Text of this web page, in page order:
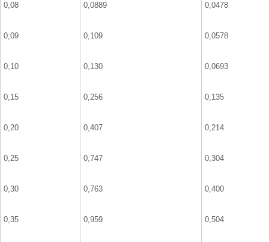
0,08 0,0889 0,0478
0,09 0,109 0,0578
0,10 0,130 0,0693
0,15 0,256 0,135
0,20 0,407 0,214
0,25 0,747 0,304
0,30 0,763 0,400
0,35 0,959 0,504